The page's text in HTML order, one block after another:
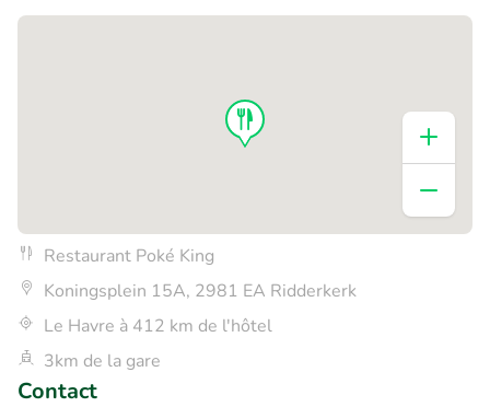
Restaurant Poké King
Koningsplein 15A, 2981 EA Ridderkerk
Le Havre à 412 km de l'hôtel
3km de la gare
Contact